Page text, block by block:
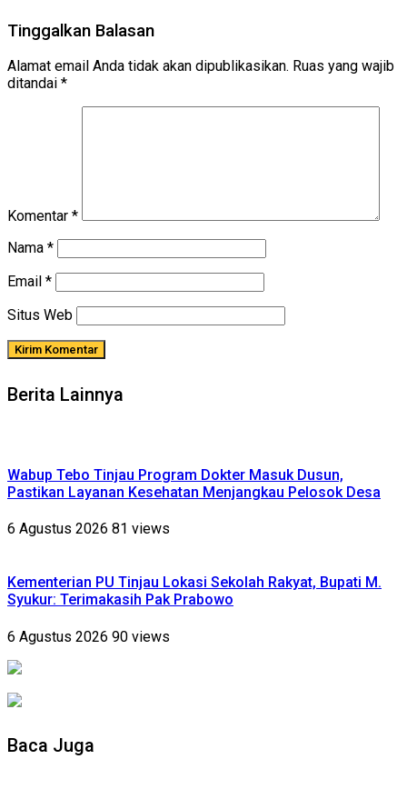
Tinggalkan Balasan
Alamat email Anda tidak akan dipublikasikan. Ruas yang wajib
ditandai *
Komentar *
Nama *
Email *
Situs Web
Berita Lainnya
Wabup Tebo Tinjau Program Dokter Masuk Dusun,
Pastikan Layanan Kesehatan Menjangkau Pelosok Desa
6 Agustus 2026 81 views
Kementerian PU Tinjau Lokasi Sekolah Rakyat, Bupati M.
Syukur: Terimakasih Pak Prabowo
6 Agustus 2026 90 views
Baca Juga